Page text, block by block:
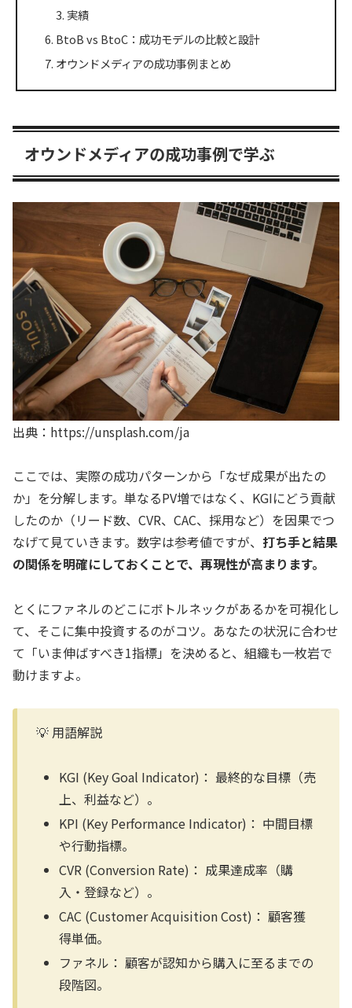
実績
BtoB vs BtoC：成功モデルの比較と設計
オウンドメディアの成功事例まとめ
オウンドメディアの成功事例で学ぶ
出典：https://unsplash.com/ja
ここでは、実際の成功パターンから「なぜ成果が出たの
か」を分解します。単なるPV増ではなく、KGIにどう貢献
したのか（リード数、CVR、CAC、採用など）を因果でつ
なげて見ていきます。数字は参考値ですが、 打ち手と結果
の関係を明確にしておくことで、再現性が高まります。
とくにファネルのどこにボトルネックがあるかを可視化し
て、そこに集中投資するのがコツ。あなたの状況に合わせ
て「いま伸ばすべき1指標」を決めると、組織も一枚岩で
動けますよ。
💡 用語解説
KGI (Key Goal Indicator)： 最終的な目標（売
上、利益など）。
KPI (Key Performance Indicator)： 中間目標
や行動指標。
CVR (Conversion Rate)： 成果達成率（購
入・登録など）。
CAC (Customer Acquisition Cost)： 顧客獲
得単価。
ファネル： 顧客が認知から購入に至るまでの
段階図。